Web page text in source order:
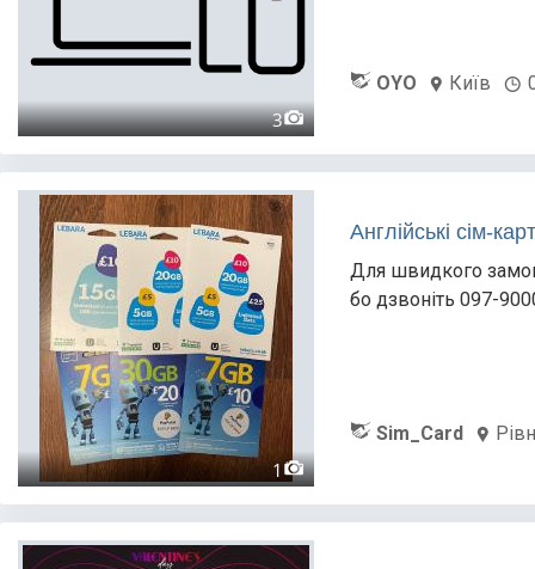
3
OYO Київ
1
Англійські сім-
Для швидкого
бо дзвоніть 097-
Sim_Card